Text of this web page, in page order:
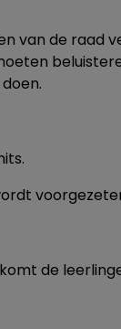
van de
de